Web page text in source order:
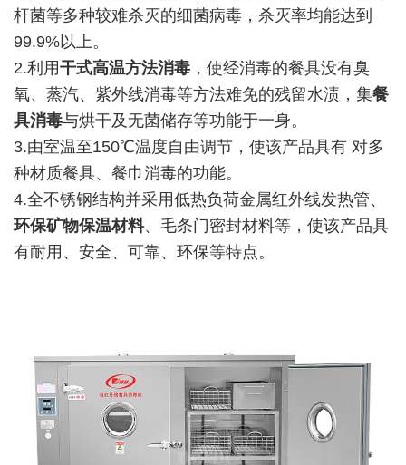
杆菌等多种较难杀灭的细菌病毒，杀灭率均能达到
99.9%以上。
2.利用干式高温方法消毒 ，使经消毒的餐具没有臭
氧、蒸汽、紫外线消毒等方法难免的残留水渍，集餐
具消毒与烘干及无菌储存等功能于一身。
3.由室温至150℃温度自由调节，使该产品具有 对多
种材质餐具、餐巾消毒的功能。
4.全不锈钢结构并采用低热负荷金属红外线发热管、
环保矿物保温材料、毛条门密封材料等，使该产品具
有耐用、安全、可靠、环保等特点。